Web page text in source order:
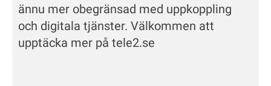
ännu mer obegränsad med uppkoppling
och digitala tjänster. Välkommen att
upptäcka mer på tele2.se